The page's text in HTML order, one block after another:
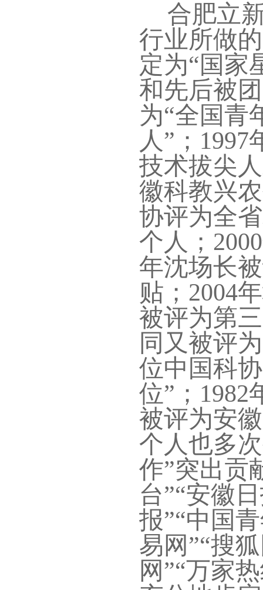
合肥立
行业所做
定为“国家
和先后被
为“全国青
人”；
技术拔尖
徽科教兴
协评为全
个人；
年沈场长
贴；2004
被评为第
同又被评
位中国科
位” ； 1982
被评为安
个人也多
作”突出贡
台”“安徽
报”“中国
易网”“搜
网”“万家